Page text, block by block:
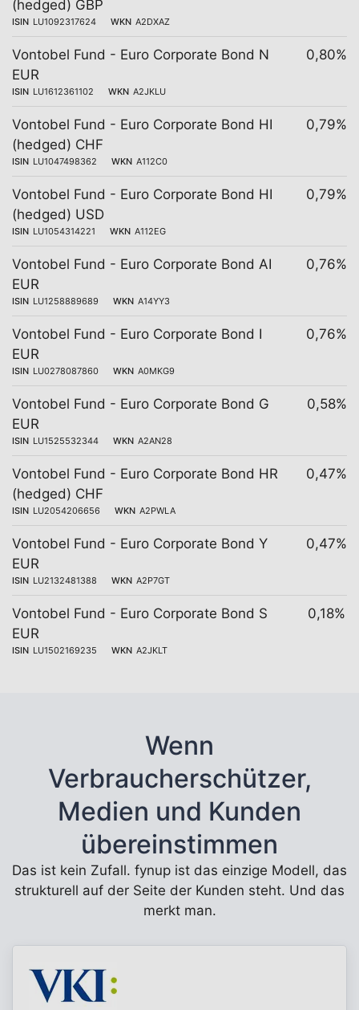
(hedged) GBP
ISIN LU1092317624 WKN A2DXAZ
Vontobel Fund - Euro Corporate Bond N
EUR
ISIN LU1612361102 WKN A2JKLU
0,80%
Vontobel Fund - Euro Corporate Bond HI
(hedged) CHF
ISIN LU1047498362 WKN A112C0
0,79%
Vontobel Fund - Euro Corporate Bond HI
(hedged) USD
ISIN LU1054314221 WKN A112EG
0,79%
Vontobel Fund - Euro Corporate Bond AI
EUR
ISIN LU1258889689 WKN A14YY3
0,76%
Vontobel Fund - Euro Corporate Bond I
EUR
ISIN LU0278087860 WKN A0MKG9
0,76%
Vontobel Fund - Euro Corporate Bond G
EUR
ISIN LU1525532344 WKN A2AN28
0,58%
Vontobel Fund - Euro Corporate Bond HR
(hedged) CHF
ISIN LU2054206656 WKN A2PWLA
0,47%
Vontobel Fund - Euro Corporate Bond Y
EUR
ISIN LU2132481388 WKN A2P7GT
0,47%
Vontobel Fund - Euro Corporate Bond S
EUR
ISIN LU1502169235 WKN A2JKLT
0,18%
Wenn
Verbraucherschützer,
Medien und Kunden
übereinstimmen
Das ist kein Zufall. fynup ist das einzige Modell, das
strukturell auf der Seite der Kunden steht. Und das
merkt man.